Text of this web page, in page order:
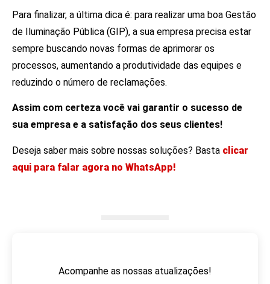
Para finalizar, a última dica é: para realizar uma boa Gestão
de Iluminação Pública (GIP), a sua empresa precisa estar
sempre buscando novas formas de aprimorar os
processos, aumentando a produtividade das equipes e
reduzindo o número de reclamações.
Assim com certeza você vai garantir o sucesso de
sua empresa e a satisfação dos seus clientes!
Deseja saber mais sobre nossas soluções? Basta clicar
aqui para falar agora no WhatsApp!
Acompanhe as nossas atualizações!